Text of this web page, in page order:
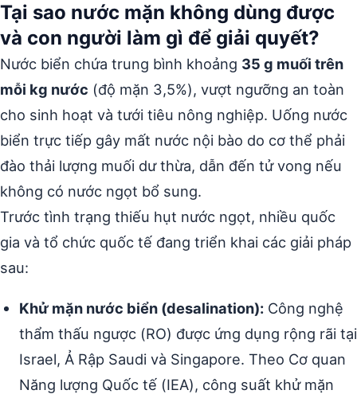
Tại sao nước mặn không dùng được
và con người làm gì để giải quyết?
Nước biển chứa trung bình khoảng 35 g muối trên
mỗi kg nước (độ mặn 3,5%), vượt ngưỡng an toàn
cho sinh hoạt và tưới tiêu nông nghiệp. Uống nước
biển trực tiếp gây mất nước nội bào do cơ thể phải
đào thải lượng muối dư thừa, dẫn đến tử vong nếu
không có nước ngọt bổ sung.
Trước tình trạng thiếu hụt nước ngọt, nhiều quốc
gia và tổ chức quốc tế đang triển khai các giải pháp
sau:
Khử mặn nước biển (desalination): Công nghệ
thẩm thấu ngược (RO) được ứng dụng rộng rãi tại
Israel, Ả Rập Saudi và Singapore. Theo Cơ quan
Năng lượng Quốc tế (IEA), công suất khử mặn